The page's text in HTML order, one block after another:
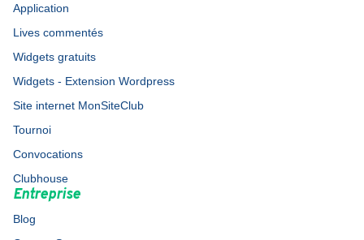
Application
Lives commentés
Widgets gratuits
Widgets - Extension Wordpress
Site internet MonSiteClub
Tournoi
Convocations
Clubhouse
Entreprise
Blog